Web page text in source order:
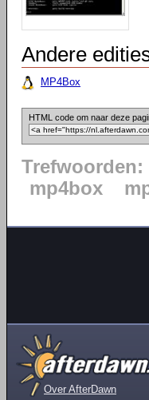
Andere
MP4Box
HTML code om naar deze
Trefwoorden:
mp4box
Over AfterDawn